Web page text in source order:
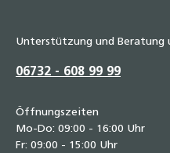
Unterstützung und Beratung
06732 - 608 99 99
Öffnungszeiten
Mo-Do: 09:00 - 16:00 Uhr
Fr: 09:00 - 15:00 Uhr